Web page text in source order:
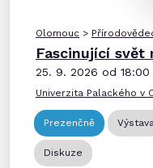
Olomouc >
Fascinující svět
25. 9. 2026 od 18:00
Univerzita Palackého v
Prezenčně
Diskuze